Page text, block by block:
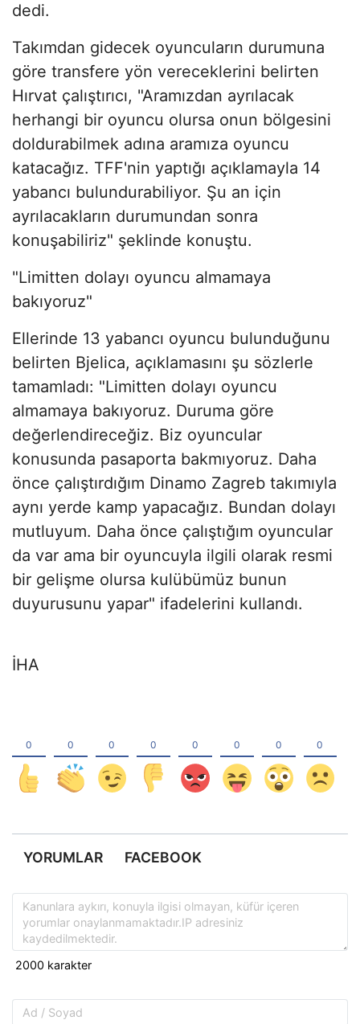
dedi.
Takımdan gidecek oyuncuların durumuna
göre transfere yön vereceklerini belirten
Hırvat çalıştırıcı, "Aramızdan ayrılacak
herhangi bir oyuncu olursa onun bölgesini
doldurabilmek adına aramıza oyuncu
katacağız. TFF'nin yaptığı açıklamayla 14
yabancı bulundurabiliyor. Şu an için
ayrılacakların durumundan sonra
konuşabiliriz" şeklinde konuştu.
"Limitten dolayı oyuncu almamaya
bakıyoruz"
Ellerinde 13 yabancı oyuncu bulunduğunu
belirten Bjelica, açıklamasını şu sözlerle
tamamladı: "Limitten dolayı oyuncu
almamaya bakıyoruz. Duruma göre
değerlendireceğiz. Biz oyuncular
konusunda pasaporta bakmıyoruz. Daha
önce çalıştırdığım Dinamo Zagreb takımıyla
aynı yerde kamp yapacağız. Bundan dolayı
mutluyum. Daha önce çalıştığım oyuncular
da var ama bir oyuncuyla ilgili olarak resmi
bir gelişme olursa kulübümüz bunun
duyurusunu yapar" ifadelerini kullandı.
İHA
YORUMLAR FACEBOOK